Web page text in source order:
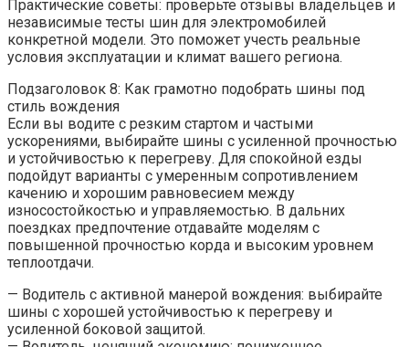
Практические советы: проверьте отзывы владельцев и
независимые тесты шин для электромобилей
конкретной модели. Это поможет учесть реальные
условия эксплуатации и климат вашего региона.
Подзаголовок 8: Как грамотно подобрать шины под
стиль вождения
Если вы водите с резким стартом и частыми
ускорениями, выбирайте шины с усиленной прочностью
и устойчивостью к перегреву. Для спокойной езды
подойдут варианты с умеренным сопротивлением
качению и хорошим равновесием между
износостойкостью и управляемостью. В дальних
поездках предпочтение отдавайте моделям с
повышенной прочностью корда и высоким уровнем
теплоотдачи.
— Водитель с активной манерой вождения: выбирайте
шины с хорошей устойчивостью к перегреву и
усиленной боковой защитой.